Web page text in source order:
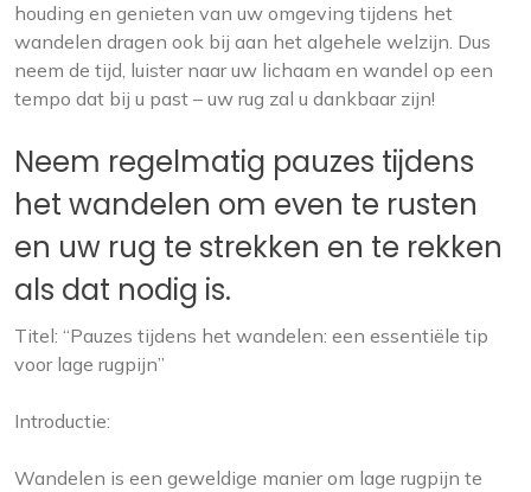
houding en genieten van uw omgeving tijdens het
wandelen dragen ook bij aan het algehele welzijn. Dus
neem de tijd, luister naar uw lichaam en wandel op een
tempo dat bij u past – uw rug zal u dankbaar zijn!
Neem regelmatig pauzes tijdens
het wandelen om even te rusten
en uw rug te strekken en te rekken
als dat nodig is.
Titel: “Pauzes tijdens het wandelen: een essentiële tip
voor lage rugpijn”
Introductie:
Wandelen is een geweldige manier om lage rugpijn te